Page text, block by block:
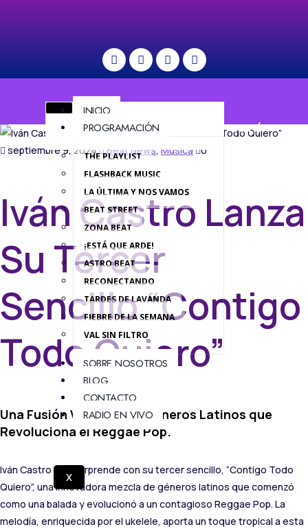
INICIO
PROGRAMACIÓN
THE PLAYLIST
FLASHBACK MUSIC
LA ÚLTIMA Y NOS VAMOS
BEAT STREET
ZONA BEAT
¡ESTÁ QUE ARDE!
ASTRO BEAT
RECONECTANDO
TARDES DE LAVANDA
FIEBRE DE LA SEMANA
VAL SIN FILTRO
SOBRE NOSOTROS
BLOG
CONTACTO
RADIO EN VIVO
X
MENÚ
septiembre 9, 2024 Beat News, Música 0
Iván Castro Lanza
Su Tercer
Sencillo “Contigo
Todo Quiero”
Una Fusión Vibrante de Géneros Latinos que
Revoluciona el Reggae Pop.
Iván Castro nos sorprende con su tercer sencillo, “Contigo Todo
Quiero”, una innovadora mezcla de géneros latinos que comenzó
como una balada y evolucionó a un contagioso Reggae Pop. La
melodía, enriquecida por el ukelele, aporta un toque tropical a esta